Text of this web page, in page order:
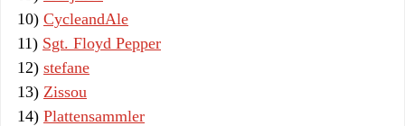
10) CycleandAle
11) Sgt. Floyd Pepper
12) stefane
13) Zissou
14) Plattensammler